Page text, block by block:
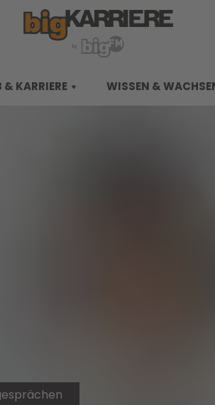
& KARRIERE WISSEN &